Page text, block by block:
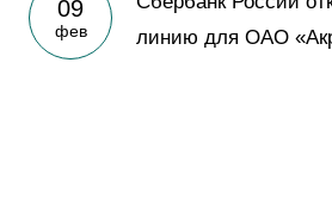
Yong Sheng Feng
Acron Argentina S.R.L
09
фев
линию для ОАО